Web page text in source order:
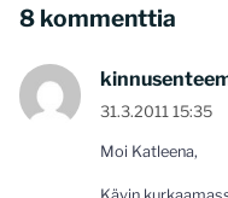
8 kommenttia
31.3.2011 15:35
Moi Katleena,